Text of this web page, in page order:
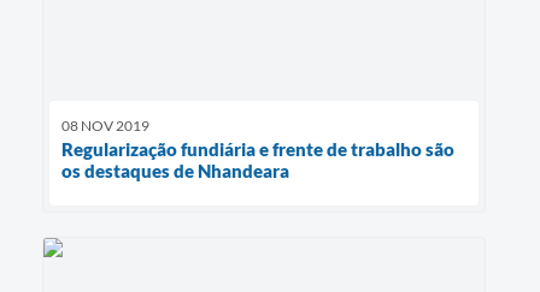
08 NOV 2019
Regularização fundiária e frente de trabalho são
os destaques de Nhandeara